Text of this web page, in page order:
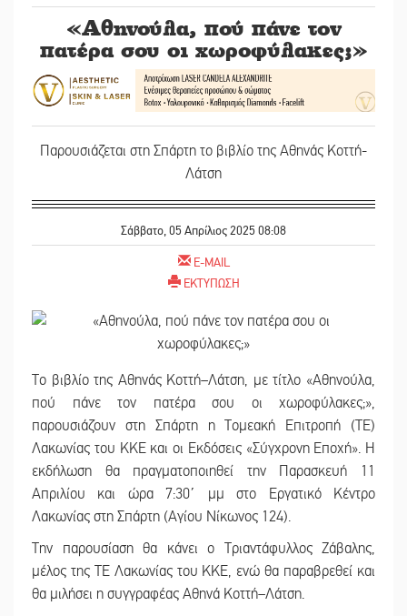
«Αθηνούλα, πού πάνε τον
πατέρα σου οι χωροφύλακες;»
Παρουσιάζεται στη Σπάρτη το βιβλίο της Αθηνάς Κοττή-
Λάτση
Σάββατο, 05 Απρίλιος 2025 08:08
E-MAIL
ΕΚΤΥΠΩΣΗ
Το βιβλίο της Αθηνάς Κοττή–Λάτση, με τίτλο «Αθηνούλα,
πού πάνε τον πατέρα σου οι χωροφύλακες;»,
παρουσιάζουν στη Σπάρτη η Τομεακή Επιτροπή (ΤΕ)
Λακωνίας του ΚΚΕ και οι Εκδόσεις «Σύγχρονη Εποχή». Η
εκδήλωση θα πραγματοποιηθεί την Παρασκευή 11
Απριλίου και ώρα 7:30΄ μμ στο Εργατικό Κέντρο
Λακωνίας στη Σπάρτη (Αγίου Νίκωνος 124).
Την παρουσίαση θα κάνει ο Τριαντάφυλλος Ζάβαλης,
μέλος της ΤΕ Λακωνίας του ΚΚΕ, ενώ θα παραβρεθεί και
θα μιλήσει η συγγραφέας Αθηνά Κοττή–Λάτση.